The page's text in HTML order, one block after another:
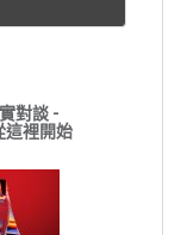
對談 -
裡開始